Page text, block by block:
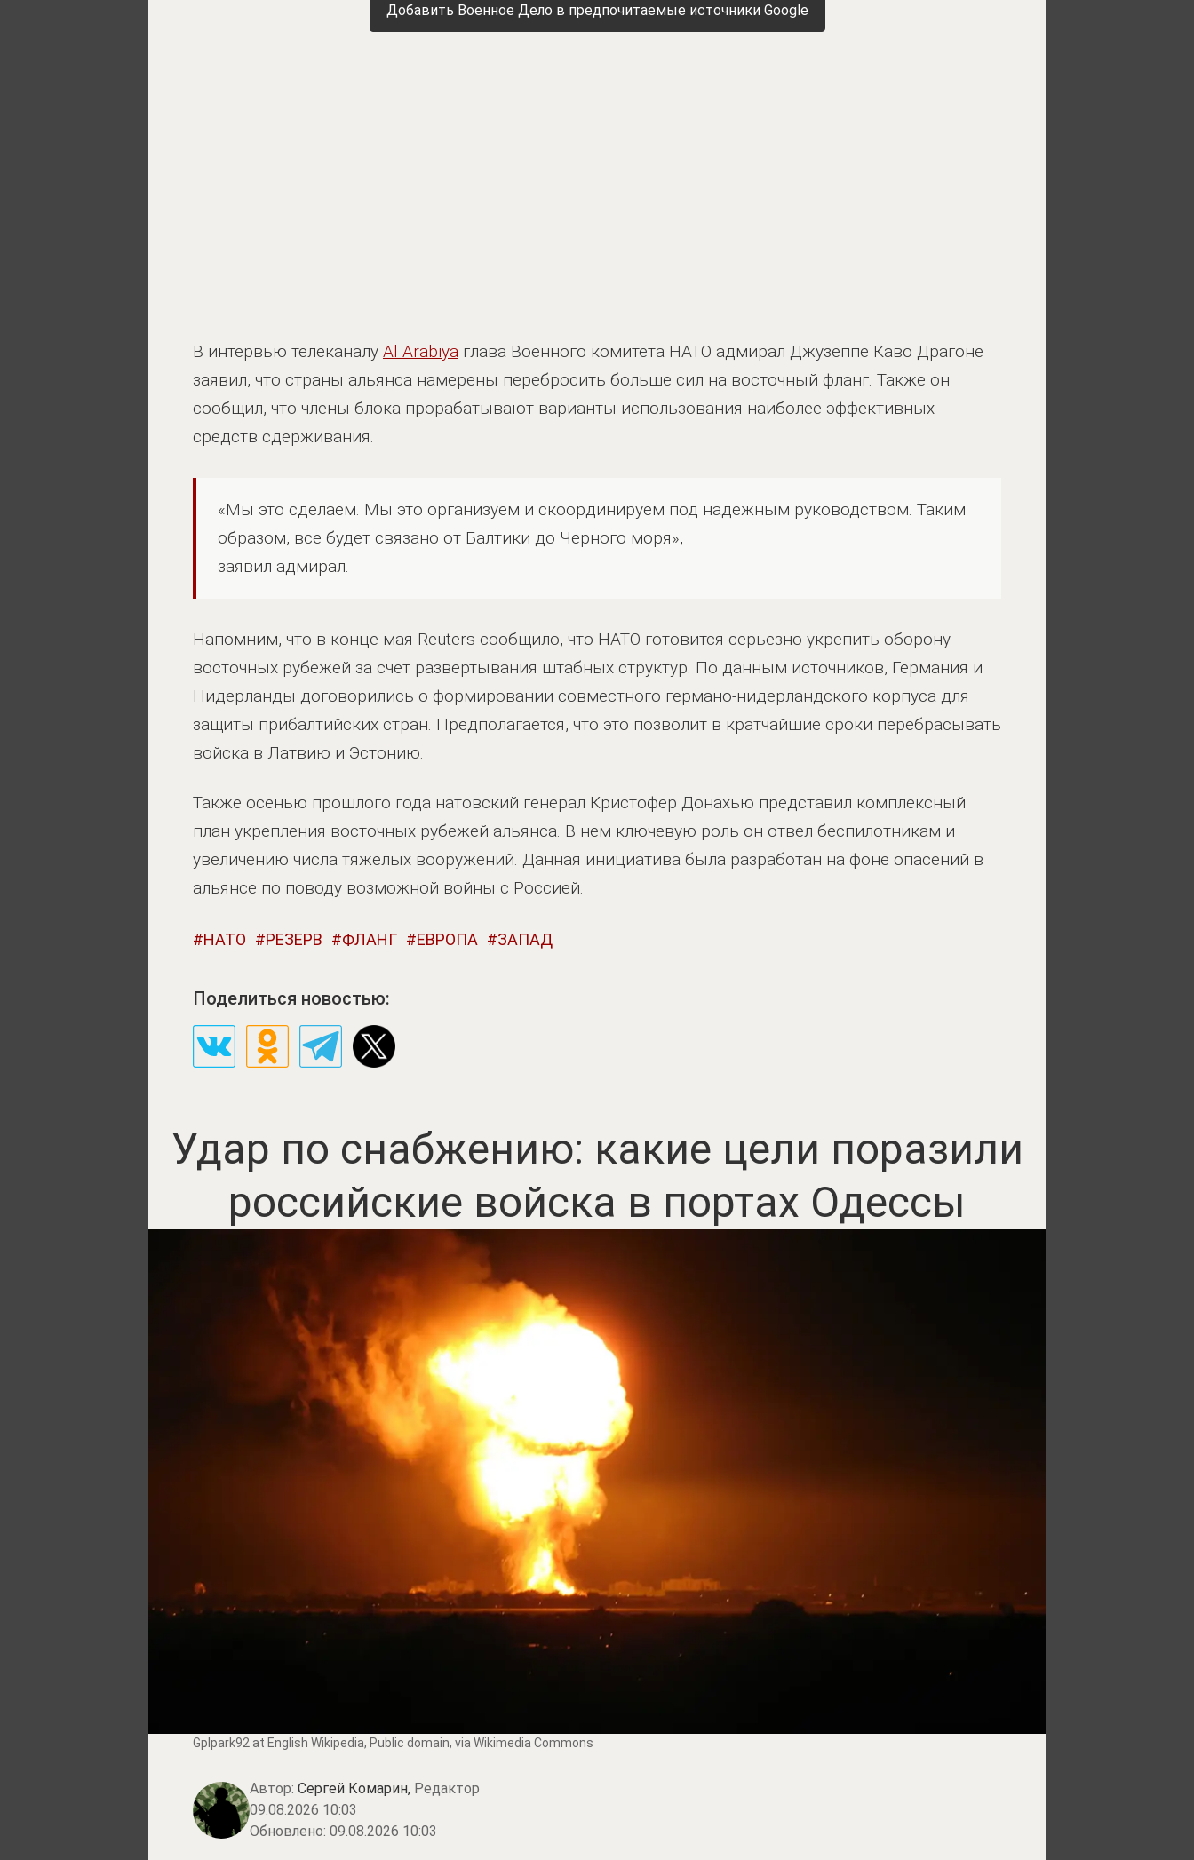
Добавить Военное Дело в предпочитаемые источники Google
В интервью телеканалу Al Arabiya глава Военного комитета НАТО адмирал Джузеппе Каво Драгоне
заявил, что страны альянса намерены перебросить больше сил на восточный фланг. Также он
сообщил, что члены блока прорабатывают варианты использования наиболее эффективных
средств сдерживания.
«Мы это сделаем. Мы это организуем и скоординируем под надежным руководством. Таким
образом, все будет связано от Балтики до Черного моря»,
заявил адмирал.
Напомним, что в конце мая Reuters сообщило, что НАТО готовится серьезно укрепить оборону
восточных рубежей за счет развертывания штабных структур. По данным источников, Германия и
Нидерланды договорились о формировании совместного германо-нидерландского корпуса для
защиты прибалтийских стран. Предполагается, что это позволит в кратчайшие сроки перебрасывать
войска в Латвию и Эстонию.
Также осенью прошлого года натовский генерал Кристофер Донахью представил комплексный
план укрепления восточных рубежей альянса. В нем ключевую роль он отвел беспилотникам и
увеличению числа тяжелых вооружений. Данная инициатива была разработан на фоне опасений в
альянсе по поводу возможной войны с Россией.
НАТО РЕЗЕРВ ФЛАНГ ЕВРОПА ЗАПАД
Поделиться новостью:
Удар по снабжению: какие цели поразили
российские войска в портах Одессы
Gplpark92 at English Wikipedia, Public domain, via Wikimedia Commons
Автор: Сергей Комарин, Редактор
09.08.2026 10:03
Обновлено: 09.08.2026 10:03